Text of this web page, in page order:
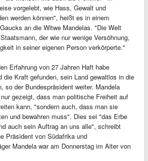
vorgelebt, wie Hass, Gewalt und
werden können", heißt es in einem
an die Witwe Mandelas. "Die Welt
der wie nur wenige Versöhnung,
in seiner eigenen Person verkörperte."
Erfahrung von 27 Jahren Haft habe
die Kraft gefunden, sein Land gewaltlos in die
so der Bundespräsident weiter. Mandela
gezeigt, dass man politische Freiheit auf
kann, "sondern auch, dass man sie
und bewahren muss". Dies sei "das Erbe
auch sein Auftrag an uns alle", schreibt
Präsident von Südafrika und
Mandela war am Donnerstag im Alter von